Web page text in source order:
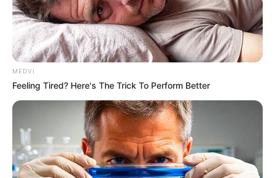
MEDVI
Feeling Tired? Here's The Trick To Perform Better